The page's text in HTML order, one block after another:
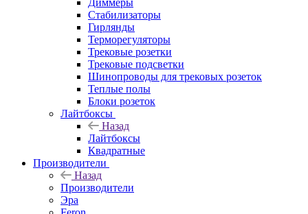
Диммеры
Стабилизаторы
Гирлянды
Терморегуляторы
Трековые розетки
Трековые подсветки
Шинопроводы для трековых розеток
Теплые полы
Блоки розеток
Лайтбоксы
Назад
Лайтбоксы
Квадратные
Производители
Назад
Производители
Эра